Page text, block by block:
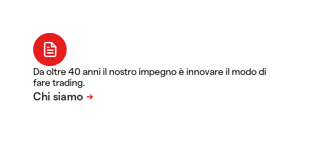
Da oltre 40 anni il nostro impegno è innovare il modo di
fare trading.